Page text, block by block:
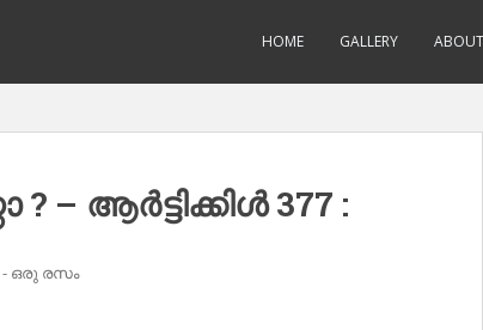
HOME GALLERY
ആർട്ടിക്കിൾ 377 :
ഒരു രസം